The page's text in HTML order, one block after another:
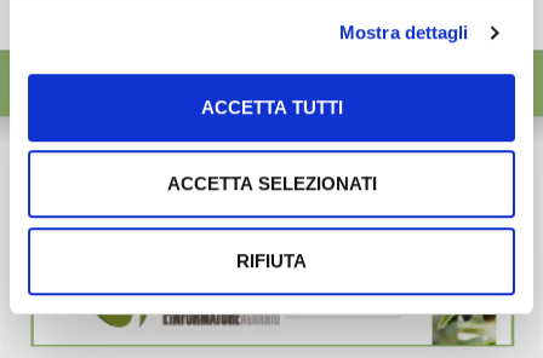
Mostra dettagli
ACCETTA TUTTI
ACCETTA SELEZIONATI
RIFIUTA